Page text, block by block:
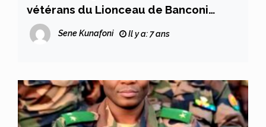
vétérans du Lionceau de Banconi
Dianguinebougou et des Aigles du
Mali étaient en match gala, Yacouba
CAMARA de la Radio Jekafo, le Ciwara
d’honneur
Sene Kunafoni Il y a: 7 ans